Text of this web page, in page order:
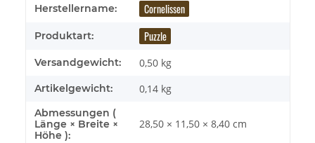
Herstellername: Cornelissen
Produktart: Puzzle
Versandgewicht: 0,50 kg
Artikelgewicht: 0,14 kg
Abmessungen (
Länge × Breite ×
Höhe ):
28,50 × 11,50 × 8,40 cm